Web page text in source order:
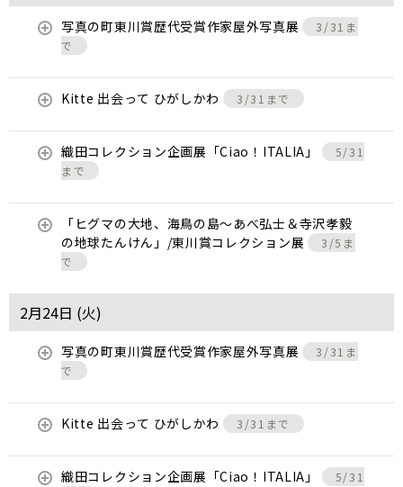
写真の町東川賞歴代受賞作家屋外写真展
3/31ま
で
Kitte 出会って ひがしかわ 3/31まで
織田コレクション企画展「Ciao！ITALIA」
5/31
まで
「ヒグマの大地、海鳥の島～あべ弘士＆寺沢孝毅
の地球たんけん」/東川賞コレクション展
3/5ま
で
2月24日 (火)
写真の町東川賞歴代受賞作家屋外写真展
3/31ま
で
Kitte 出会って ひがしかわ 3/31まで
織田コレクション企画展「Ciao！ITALIA」
5/31